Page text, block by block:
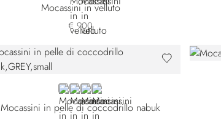
Mocassini in velluto
€ 900
GREYBROWN CN-M019
BROWN CN-M003
BLACK
Mocassini in pelle di coccodrillo nabuk